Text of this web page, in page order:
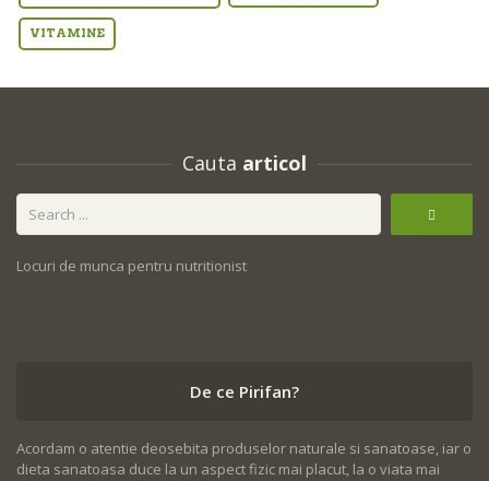
VITAMINE
Cauta articol
Locuri de munca pentru nutritionist
De ce Pirifan?
Acordam o atentie deosebita produselor naturale si sanatoase, iar o
dieta sanatoasa duce la un aspect fizic mai placut, la o viata mai